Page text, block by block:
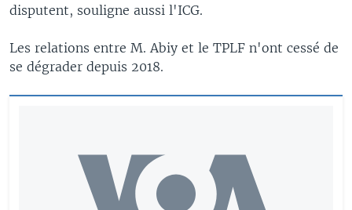
disputent, souligne aussi l'ICG.
Les relations entre M. Abiy et le TPLF n'ont cessé de
se dégrader depuis 2018.